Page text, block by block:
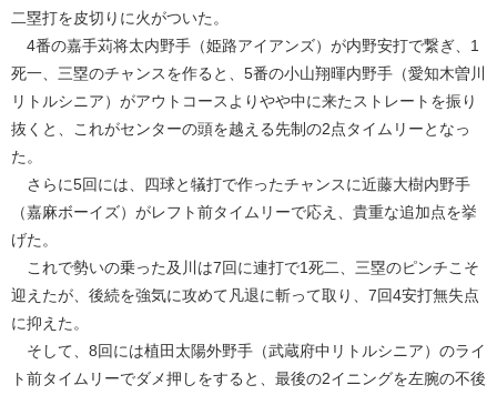
二塁打を皮切りに火がついた。
4番の嘉手苅将太内野手（姫路アイアンズ）が内野安打で繋ぎ、1
死一、三塁のチャンスを作ると、5番の小山翔暉内野手（愛知木曽川
リトルシニア）がアウトコースよりやや中に来たストレートを振り
抜くと、これがセンターの頭を越える先制の2点タイムリーとなっ
た。
さらに5回には、四球と犠打で作ったチャンスに近藤大樹内野手
（嘉麻ボーイズ）がレフト前タイムリーで応え、貴重な追加点を挙
げた。
これで勢いの乗った及川は7回に連打で1死二、三塁のピンチこそ
迎えたが、後続を強気に攻めて凡退に斬って取り、7回4安打無失点
に抑えた。
そして、8回には植田太陽外野手（武蔵府中リトルシニア）のライ
ト前タイムリーでダメ押しをすると、最後の2イニングを左腕の不後